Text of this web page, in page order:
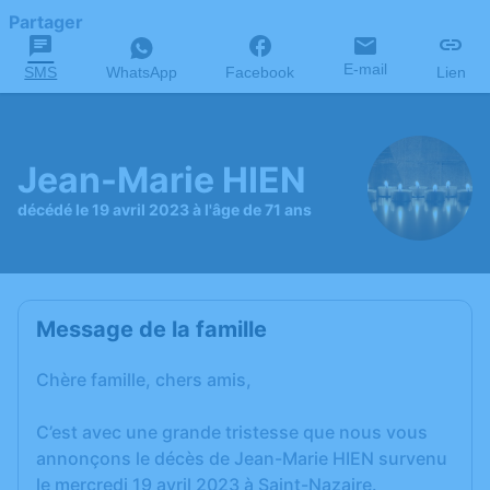
Partager
SMS WhatsApp Facebook E-mail Lien
Jean-Marie HIEN
décédé le 19 avril 2023 à l'âge de 71 ans
Message de la famille
Chère famille, chers amis,
C’est avec une grande tristesse que nous vous
annonçons le décès de Jean-Marie HIEN survenu
le mercredi 19 avril 2023 à Saint-Nazaire.